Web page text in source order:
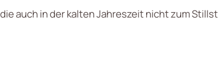
auch in der kalten Jahreszeit nicht zum